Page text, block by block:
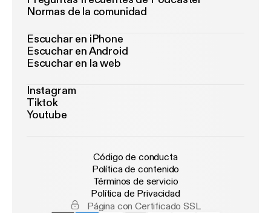
Normas de la comunidad
Escuchar en iPhone
Escuchar en Android
Escuchar en la web
Instagram
Tiktok
Youtube
Código de conducta
Política de contenido
Términos de servicio
Política de Privacidad
Página con Certificado SSL